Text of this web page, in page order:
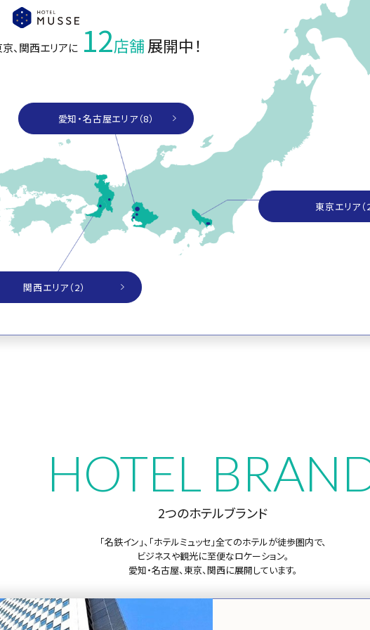
、関西エリアに 12店舗展開中！
愛知・名古屋エリア（8）
東京エリア（
関西エリア（2）
HOTEL
2つのホテルブランド
「名鉄イン」、「ホテルミュッセ」全てのホテルが徒歩圏内で、
ビジネスや観光に至便なロケーション。
愛知・名古屋、東京、関西に展開しています。